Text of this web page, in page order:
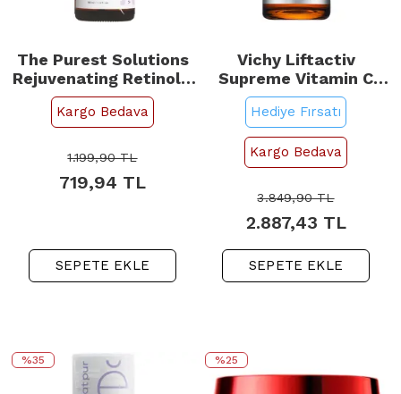
The Purest Solutions
Rejuvenating Retinol -
Yaşlanma Karşıtı
Serum 30ml
Kargo Bedava
1.199,90TL
719,94 TL
SEPETE EKLE
Vichy Liftactiv
Supreme Vitamin C
Serum 20ml
Hediye Fırsatı
Kargo Bedava
3.849,90TL
2.887,43 TL
SEPETE EKLE
%35 %25